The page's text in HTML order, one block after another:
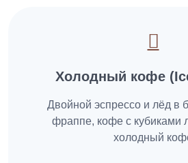
Холодный кофе
Двойной эспрессо и лёд в
фраппе, кофе с кубиками
холодный